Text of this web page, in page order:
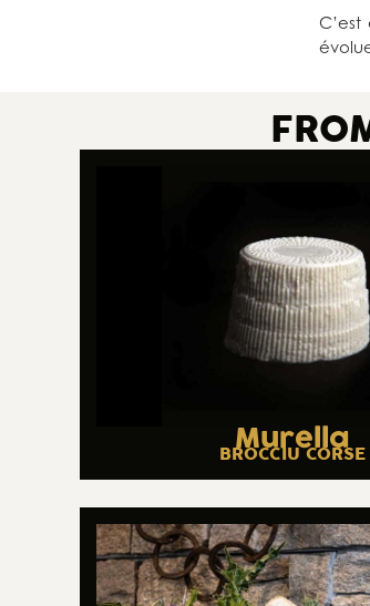
Murella
BROCCIU CORSE